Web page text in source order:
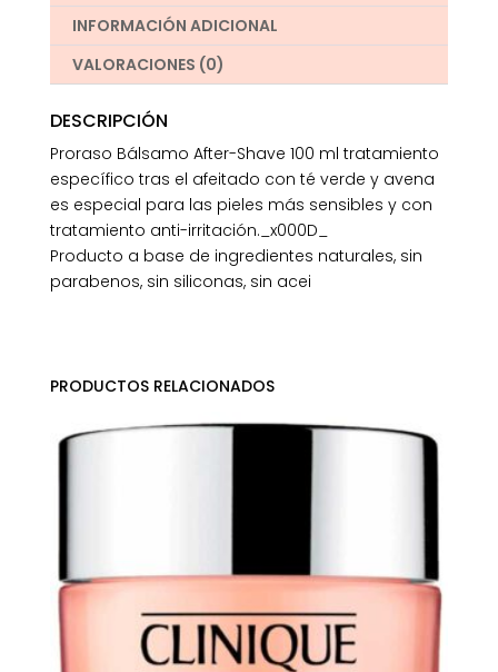
INFORMACIÓN ADICIONAL
VALORACIONES (0)
DESCRIPCIÓN
Proraso Bálsamo After-Shave 100 ml tratamiento
específico tras el afeitado con té verde y avena
es especial para las pieles más sensibles y con
tratamiento anti-irritación._x000D_
Producto a base de ingredientes naturales, sin
parabenos, sin siliconas, sin acei
PRODUCTOS RELACIONADOS